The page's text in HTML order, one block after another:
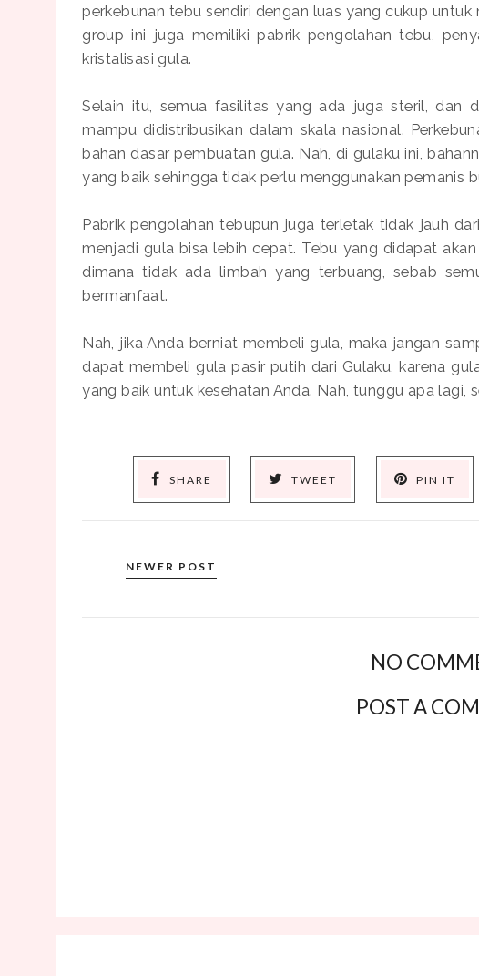
perkebunan tebu sendiri dengan luas yang cukup
group ini juga memiliki pabrik pengolahan tebu,
kristalisasi gula.
Selain itu, semua fasilitas yang ada juga steril, dan
mampu didistribusikan dalam skala nasional.
bahan dasar pembuatan gula. Nah, di gulaku ini,
yang baik sehingga tidak perlu menggunakan pemanis
Pabrik pengolahan tebupun juga terletak tidak jauh
menjadi gula bisa lebih cepat. Tebu yang didapat
dimana tidak ada limbah yang terbuang, sebab
bermanfaat.
Nah, jika Anda berniat membeli gula, maka jangan
dapat membeli gula pasir putih dari Gulaku, karena
yang baik untuk kesehatan Anda. Nah, tunggu apa lagi,
SHARE TWEET PIN IT
NEWER POST
NO
POST A